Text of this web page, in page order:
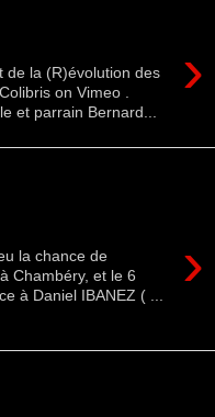
›
de la (R)évolution des
on Vimeo .
et parrain Bernard...
›
la chance de
Chambéry, et le 6
à Daniel IBANEZ ( ...